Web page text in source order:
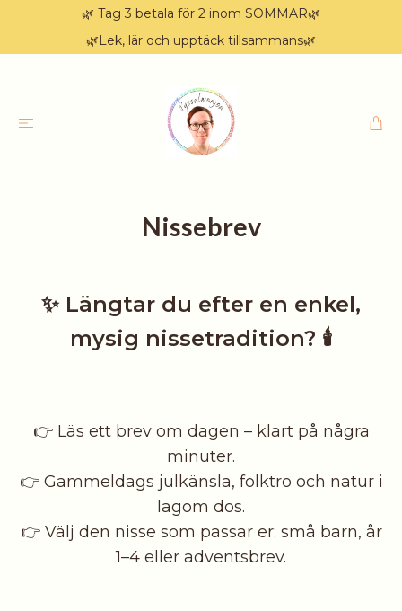
🌿 Tag 3 betala för 2 inom SOMMAR🌿
🌿Lek, lär och upptäck tillsammans🌿
Nissebrev
✨ Längtar du efter en enkel,
mysig nissetradition? 🕯️
👉 Läs ett brev om dagen – klart på några
minuter.
👉 Gammeldags julkänsla, folktro och natur i
lagom dos.
👉 Välj den nisse som passar er: små barn, år
1–4 eller adventsbrev.